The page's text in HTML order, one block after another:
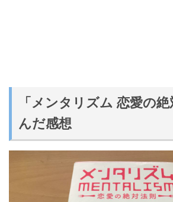
「メンタリズム 恋愛の
んだ感想